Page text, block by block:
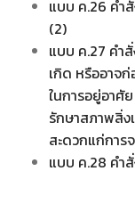
แบบ ค.26 คำ
(2)
แบบ ค.27 คำ
เกิด หรืออาจ
ในการอยู่อาศั
รักษาสภาพสิ่ง
สะดวกแก่การ
แบบ ค.28 คำ